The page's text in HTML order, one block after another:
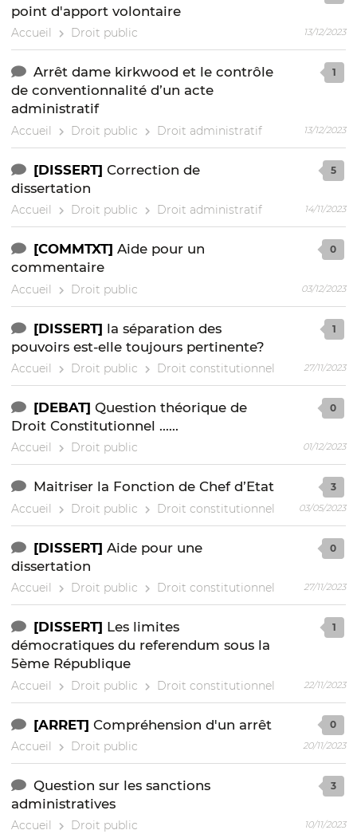
point d'apport volontaire
Accueil Droit public 13/12/2023
Arrêt dame kirkwood et le contrôle
de conventionnalité d’un acte
administratif
Accueil Droit public Droit administratif
1
13/12/2023
[DISSERT] Correction de
dissertation
Accueil Droit public Droit administratif
5
14/11/2023
[COMMTXT] Aide pour un
commentaire
Accueil Droit public
0
03/12/2023
[DISSERT] la séparation des
pouvoirs est-elle toujours pertinente?
Accueil Droit public Droit constitutionnel
1
27/11/2023
[DEBAT] Question théorique de
Droit Constitutionnel ......
Accueil Droit public
0
01/12/2023
Maitriser la Fonction de Chef d’Etat
Accueil Droit public Droit constitutionnel
3
03/05/2023
[DISSERT] Aide pour une
dissertation
Accueil Droit public Droit constitutionnel
0
27/11/2023
[DISSERT] Les limites
démocratiques du referendum sous la
5ème République
Accueil Droit public Droit constitutionnel
1
22/11/2023
[ARRET] Compréhension d'un arrêt
Accueil Droit public
0
20/11/2023
Question sur les sanctions
administratives
Accueil Droit public
3
10/11/2023